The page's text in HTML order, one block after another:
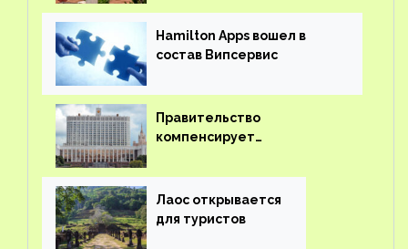
Hamilton Apps вошел в
состав Випсервис
Правительство
компенсирует
вывоз россиян из-за рубежа
Лаос открывается
для туристов